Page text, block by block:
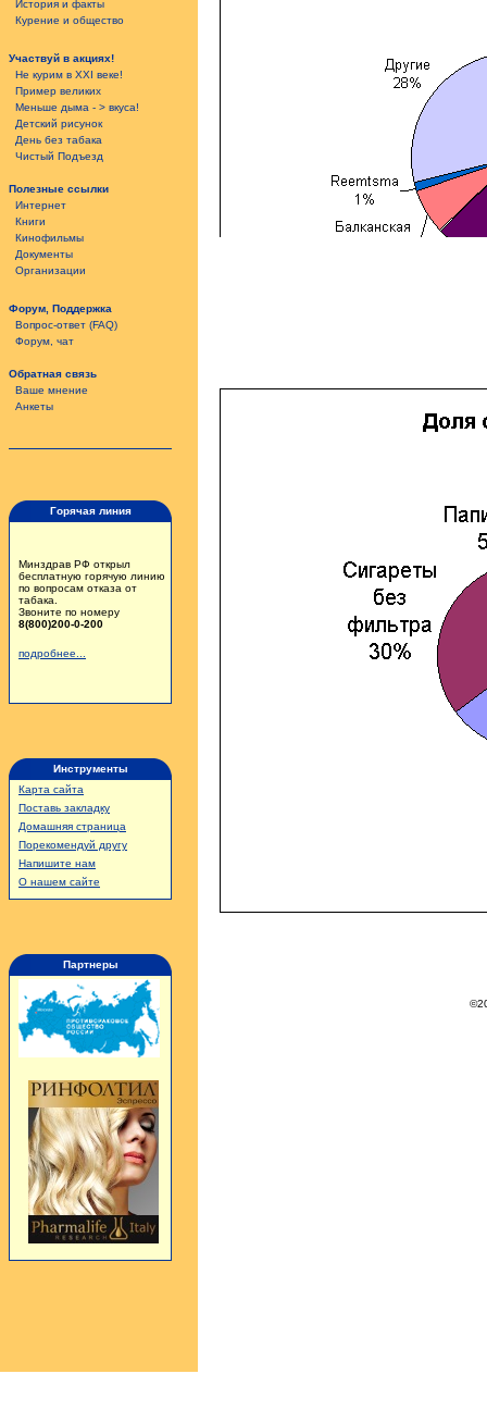
История и факты
Курение и общество
Участвуй в акциях!
Не курим в XXI веке!
Пример великих
Меньше дыма - > вкуса!
Детский рисунок
День без табакa
Чистый Подъезд
Полезные ссылки
Интернет
Книги
Кинофильмы
Документы
Организации
Форум, Поддержка
Вопрос-ответ (FAQ)
Форум, чат
Обратная связь
Ваше мнение
Анкеты
Горячая линия
Минздрав РФ открыл
бесплатную горячую линию
по вопросам отказа от
табака.
Звоните по номеру
8(800)200-0-200
подробнее...
Инструменты
Карта сайта
Поставь закладку
Домашняя страница
Порекомендуй другу
Напишите нам
О нашем сайте
Партнеры